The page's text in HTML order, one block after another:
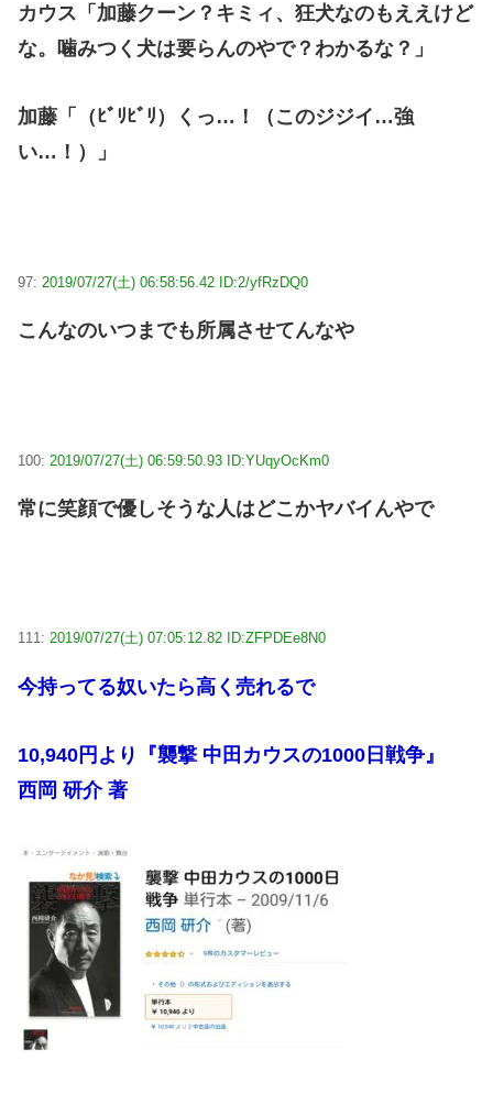
カウス「加藤クーン？キミィ、狂犬なのもええけど
な。噛みつく犬は要らんのやで？わかるな？」
加藤「（ﾋﾞﾘﾋﾞﾘ）くっ…！（このジジイ…強
い…！）」
97: 2019/07/27(土) 06:58:56.42 ID:2/yfRzDQ0
こんなのいつまでも所属させてんなや
100: 2019/07/27(土) 06:59:50.93 ID:YUqyOcKm0
常に笑顔で優しそうな人はどこかヤバイんやで
111: 2019/07/27(土) 07:05:12.82 ID:ZFPDEe8N0
今持ってる奴いたら高く売れるで
10,940円より『襲撃 中田カウスの1000日戦争』
西岡 研介 著